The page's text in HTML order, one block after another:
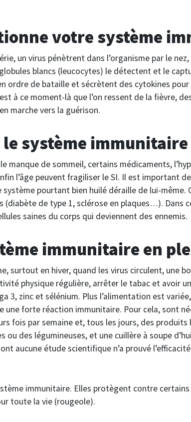
votre système
un virus pénètrent dans l’organisme par le
blancs (leucocytes) le détectent et le
ordre de bataille et sécrètent des cytokines pour
à ce moment-là que l’on ressent de la fièvre,
marche vers la guérison.
système immunitaire
manque de sommeil, certains médicaments,
l’âge peuvent fragiliser le SI. Il est important
pourtant bien huilé déraille de lui-même.
(diabète de type 1, sclérose en plaques…). Dans
saines du corps qui deviennent des ennemis.
immunitaire en
surtout en hiver, quand les virus circulent, une
physique régulière, arrêter le tabac et avoir
3, zinc et sélénium. Plus l’alimentation est
forte réaction immunitaire. Pour cela, sont
fois par semaine et, tous les jours, des
ou des légumineuses, et une cuillère à soupe
aucune étude scientifique n’a prouvé
immunitaire. Elles protègent contre certains
toute la vie (rougeole).